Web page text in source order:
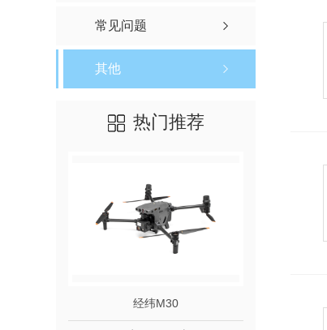
常见问题
其他
热门推荐
经纬M30